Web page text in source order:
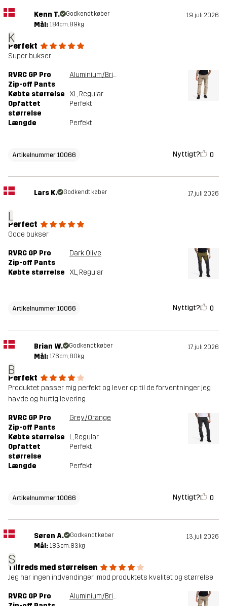
K
Kenn T. Godkendt køber 19. juli 2026
Mål: 184cm, 89kg
Perfekt
Super bukser
RVRC GP Pro
Zip-off Pants
Aluminium/Brindle
Købte størrelse XL, Regular
Opfattet
størrelse
Perfekt
Længde Perfekt
Artikelnummer 10066 Nyttigt? 0
L
Lars K. Godkendt køber 17. juli 2026
Perfect
Gode bukser
RVRC GP Pro
Zip-off Pants
Dark Olive
Købte størrelse XL, Regular
Artikelnummer 10066 Nyttigt? 0
B
Brian W. Godkendt køber 17. juli 2026
Mål: 176cm, 80kg
Perfekt
Produktet passer mig perfekt og lever op til de forventninger jeg
havde og hurtig levering
RVRC GP Pro
Zip-off Pants
Grey/Orange
Købte størrelse L, Regular
Opfattet
størrelse
Perfekt
Længde Perfekt
Artikelnummer 10066 Nyttigt? 0
S
Søren A. Godkendt køber 13. juli 2026
Mål: 183cm, 83kg
Tilfreds med størrelsen
Jeg har ingen indvendinger imod produktets kvalitet og størrelse
RVRC GP Pro
Aluminium/Brindle